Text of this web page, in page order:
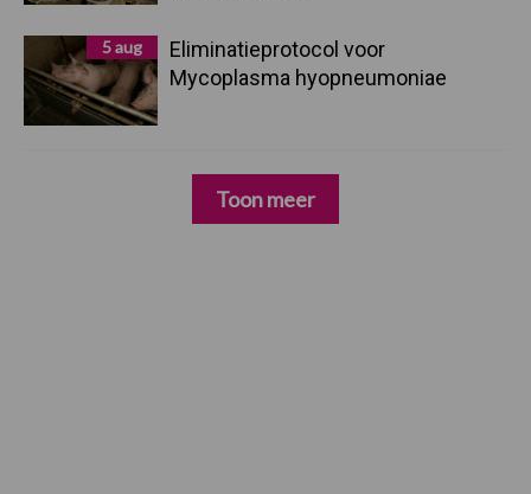
5 aug
Eliminatieprotocol voor
Mycoplasma hyopneumoniae
Toon meer